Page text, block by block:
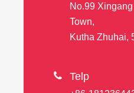
No.99
Town,
Kutha Zhuhai,
 Telp